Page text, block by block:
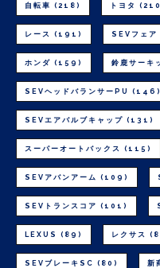
自転車 (218) トヨタ
レース (191) SEVフェア
ホンダ (159) 鈴鹿サーキ
SEVヘッドバランサーPU (146)
SEVエアバルブキャップ (131)
スーパーオートバックス (115)
SEVアバンアーム (109)
SEVトランスコア (101)
LEXUS (89) レクサス
SEVブレーキSC (80) 新